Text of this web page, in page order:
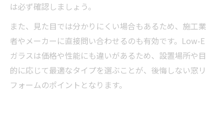
は必ず確認しましょう。
また、見た目では分かりにくい場合もあるため、施工業
者やメーカーに直接問い合わせるのも有効です。Low-E
ガラスは価格や性能にも違いがあるため、設置場所や目
的に応じて最適なタイプを選ぶことが、後悔しない窓リ
フォームのポイントとなります。